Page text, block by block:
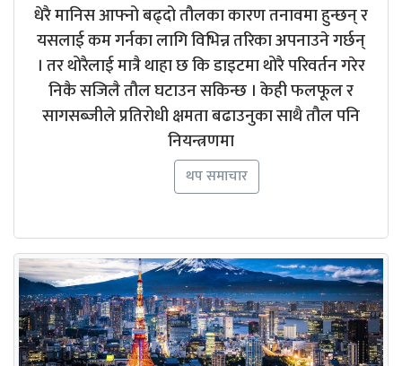
धेरै मानिस आफ्नो बढ्दो तौलका कारण तनावमा हुन्छन् र
यसलाई कम गर्नका लागि विभिन्न तरिका अपनाउने गर्छन्
। तर थोरैलाई मात्रै थाहा छ कि डाइटमा थोरै परिवर्तन गरेर
निकै सजिलै तौल घटाउन सकिन्छ । केही फलफूल र
सागसब्जीले प्रतिरोधी क्षमता बढाउनुका साथै तौल पनि
नियन्त्रणमा
थप समाचार